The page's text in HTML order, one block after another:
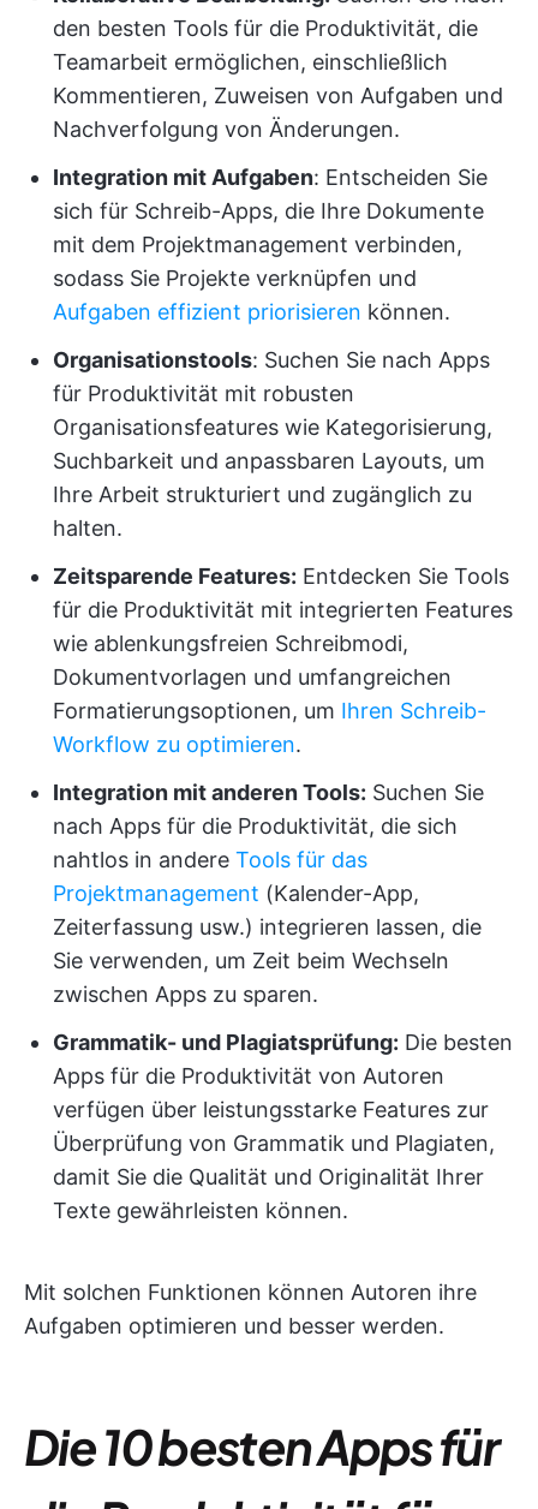
den besten Tools für die Produktivität, die
Teamarbeit ermöglichen, einschließlich
Kommentieren, Zuweisen von Aufgaben und
Nachverfolgung von Änderungen.
Integration mit Aufgaben: Entscheiden Sie
sich für Schreib-Apps, die Ihre Dokumente
mit dem Projektmanagement verbinden,
sodass Sie Projekte verknüpfen und
Aufgaben effizient priorisieren können.
Organisationstools: Suchen Sie nach Apps
für Produktivität mit robusten
Organisationsfeatures wie Kategorisierung,
Suchbarkeit und anpassbaren Layouts, um
Ihre Arbeit strukturiert und zugänglich zu
halten.
Zeitsparende Features: Entdecken Sie Tools
für die Produktivität mit integrierten Features
wie ablenkungsfreien Schreibmodi,
Dokumentvorlagen und umfangreichen
Formatierungsoptionen, um Ihren Schreib-
Workflow zu optimieren.
Integration mit anderen Tools: Suchen Sie
nach Apps für die Produktivität, die sich
nahtlos in andere Tools für das
Projektmanagement (Kalender-App,
Zeiterfassung usw.) integrieren lassen, die
Sie verwenden, um Zeit beim Wechseln
zwischen Apps zu sparen.
Grammatik- und Plagiatsprüfung: Die besten
Apps für die Produktivität von Autoren
verfügen über leistungsstarke Features zur
Überprüfung von Grammatik und Plagiaten,
damit Sie die Qualität und Originalität Ihrer
Texte gewährleisten können.
Mit solchen Funktionen können Autoren ihre
Aufgaben optimieren und besser werden.
Die 10 besten Apps für